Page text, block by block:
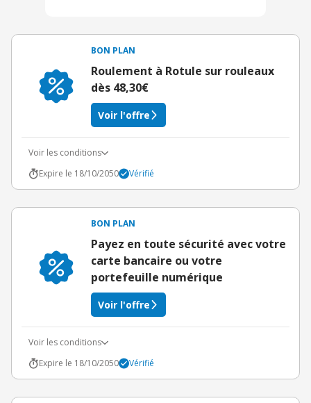
BON PLAN
Roulement à Rotule sur rouleaux
dès 48,30€
Voir l'offre
Voir les conditions
Expire le 18/10/2050
Vérifié
BON PLAN
Payez en toute sécurité avec votre
carte bancaire ou votre
portefeuille numérique
Voir l'offre
Voir les conditions
Expire le 18/10/2050
Vérifié